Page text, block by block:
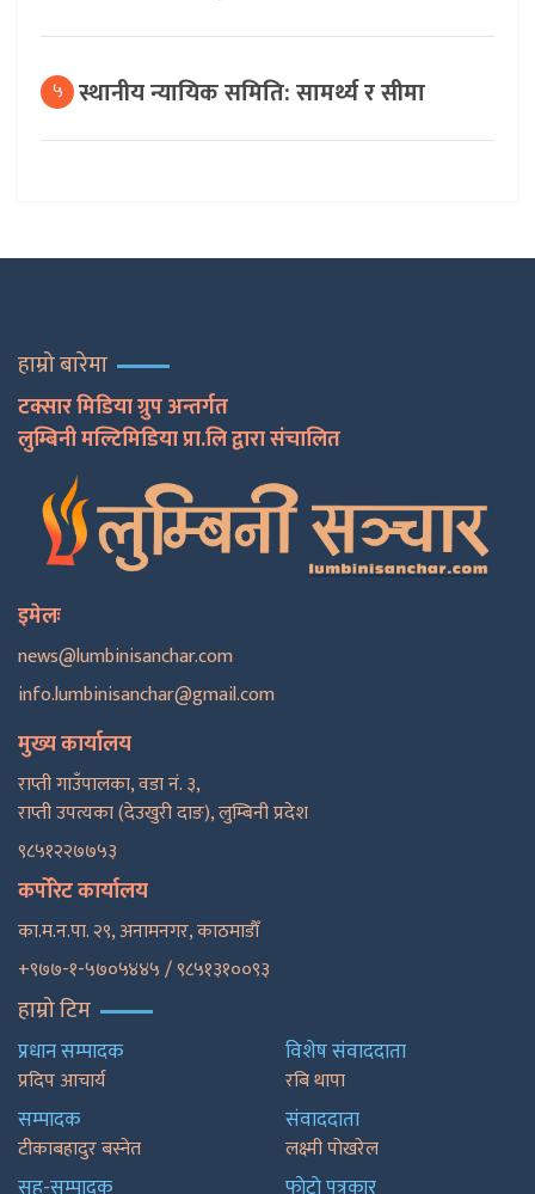
५ स्थानीय न्यायिक समिति: सामर्थ्य र सीमा
हाम्रो बारेमा
टक्सार मिडिया ग्रुप अन्तर्गत
लुम्बिनी मल्टिमिडिया प्रा.लि द्वारा संचालित
इमेलः
news@lumbinisanchar.com
info.lumbinisanchar@gmail.com
मुख्य कार्यालय
राप्ती गाउँपालका, वडा नं. ३,
राप्ती उपत्यका (देउखुरी दाङ), लुम्बिनी प्रदेश
९८५१२२७७५३
कर्पोरेट कार्यालय
का.म.न.पा. २९, अनामनगर, काठमाडाैँ
+९७७-१-५७०५४४५ / ९८५१३१००९३
हाम्रो टिम
प्रधान सम्पादक
प्रदिप आचार्य
सम्पादक
टीकाबहादुर बस्नेत
विशेष संवाददाता
रबि थापा
संवाददाता
लक्ष्मी पोखरेल